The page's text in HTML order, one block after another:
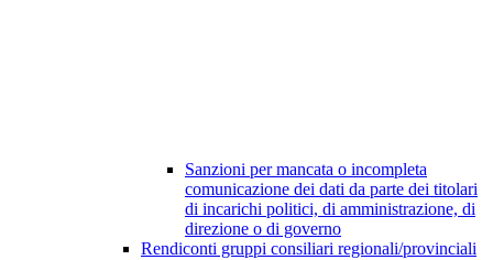
Sanzioni per mancata o incompleta
comunicazione dei dati da parte dei titolari
di incarichi politici, di amministrazione, di
direzione o di governo
Rendiconti gruppi consiliari regionali/provinciali